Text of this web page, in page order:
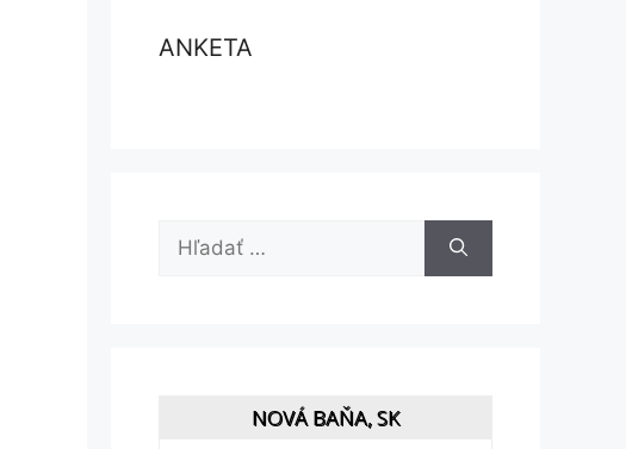
ANKETA
Hľadať:
NOVÁ BAŇA, SK